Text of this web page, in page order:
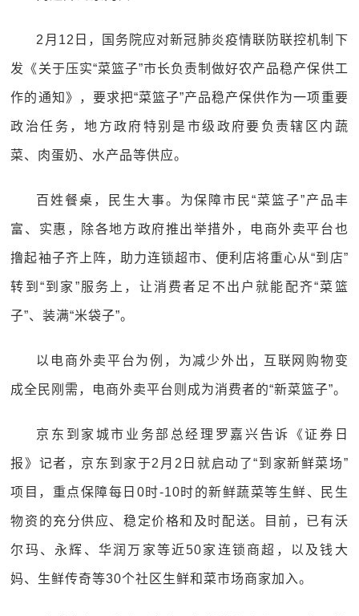
2月12日，国务院应对新冠肺炎疫情联防联控机制下
发《关于压实“菜篮子”市长负责制做好农产品稳产保供工
作的通知》，要求把“菜篮子”产品稳产保供作为一项重要
政治任务，地方政府特别是市级政府要负责辖区内蔬
菜、肉蛋奶、水产品等供应。
百姓餐桌，民生大事。为保障市民“菜篮子”产品丰
富、实惠，除各地方政府推出举措外，电商外卖平台也
撸起袖子齐上阵，助力连锁超市、便利店将重心从“到店”
转到“到家”服务上，让消费者足不出户就能配齐“菜篮
子”、装满“米袋子”。
以电商外卖平台为例，为减少外出，互联网购物变
成全民刚需，电商外卖平台则成为消费者的“新菜篮子”。
京东到家城市业务部总经理罗嘉兴告诉《证券日
报》记者，京东到家于2月2日就启动了“到家新鲜菜场”
项目，重点保障每日0时-10时的新鲜蔬菜等生鲜、民生
物资的充分供应、稳定价格和及时配送。目前，已有沃
尔玛、永辉、华润万家等近50家连锁商超，以及钱大
妈、生鲜传奇等30个社区生鲜和菜市场商家加入。